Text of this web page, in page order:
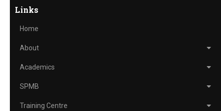
Links
Home
About
Academics
SPMB
Training Centre